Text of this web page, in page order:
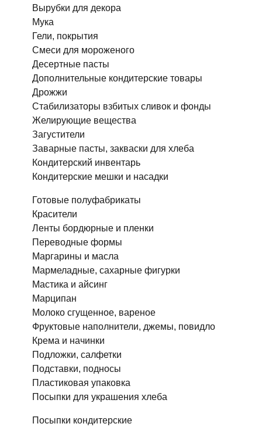
Вырубки для декора
Мука
Гели, покрытия
Смеси для мороженого
Десертные пасты
Дополнительные кондитерские товары
Дрожжи
Стабилизаторы взбитых сливок и фонды
Желирующие вещества
Загустители
Заварные пасты, закваски для хлеба
Кондитерский инвентарь
Кондитерские мешки и насадки
Готовые полуфабрикаты
Красители
Ленты бордюрные и пленки
Переводные формы
Маргарины и масла
Мармеладные, сахарные фигурки
Мастика и айсинг
Марципан
Молоко сгущенное, вареное
Фруктовые наполнители, джемы, повидло
Крема и начинки
Подложки, салфетки
Подставки, подносы
Пластиковая упаковка
Посыпки для украшения хлеба
Посыпки кондитерские